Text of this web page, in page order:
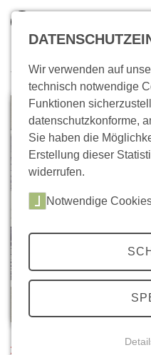
inkl. MwSt.
Zum
Wo bin ich?
Wir verwenden auf
technisch notwendige
Funktionen
datenschutzkonforme,
Sie haben die
Erstellung dieser
widerrufen.
Notwendige